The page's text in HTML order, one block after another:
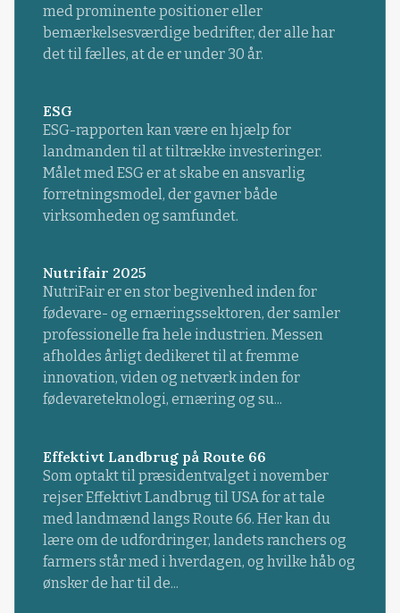
med prominente positioner eller
bemærkelsesværdige bedrifter, der alle har
det til fælles, at de er under 30 år.
ESG
ESG-rapporten kan være en hjælp for
landmanden til at tiltrække investeringer.
Målet med ESG er at skabe en ansvarlig
forretningsmodel, der gavner både
virksomheden og samfundet.
Nutrifair 2025
NutriFair er en stor begivenhed inden for
fødevare- og ernæringssektoren, der samler
professionelle fra hele industrien. Messen
afholdes årligt dedikeret til at fremme
innovation, viden og netværk inden for
fødevareteknologi, ernæring og su...
Effektivt Landbrug på Route 66
Som optakt til præsidentvalget i november
rejser Effektivt Landbrug til USA for at tale
med landmænd langs Route 66. Her kan du
lære om de udfordringer, landets ranchers og
farmers står med i hverdagen, og hvilke håb og
ønsker de har til de...